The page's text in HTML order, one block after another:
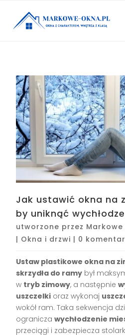
Jak ustawić okna na
by uniknąć
utworzone przez Markowe
| Okna i drzwi | 0
Ustaw plastikowe okna na
skrzydła do ramy był
w tryb zimowy, a następnie
uszczelki oraz wykonaj
wokół ram. Taka sekwencja
ograniczawychłodzenie
przeciągi i zabezpiecza